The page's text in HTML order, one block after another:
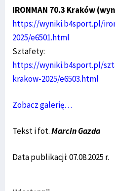
IRONMAN 70.3 Kraków
https://wyniki.b4sport.pl/
2025/e6501.html
Sztafety:
https://wyniki.b4sport.pl/
krakow-2025/e6503.html
Zobacz galerię…
Tekst i fot.Marcin Gazda
Data publikacji: 07.08.2025 r.